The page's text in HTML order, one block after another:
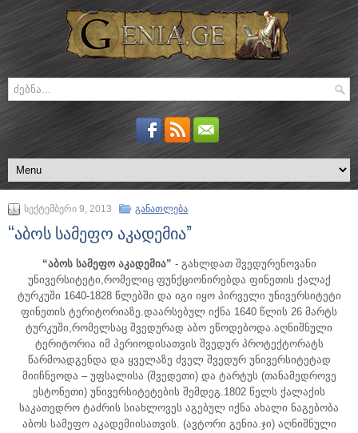
სექტემბერი 9, 2013 განათლება
“აბოს სამეფო აკადემია”
“აბოს სამეფო აკადემია” - გახლდათ შვედურენოვანი
უნივერსიტეტი,რომელიც ფუნქციონირებდა ფინეთის ქალაქ
ტურკუში 1640-1828 წლებში და იგი იყო პირველი უნივერსიტეტი
ფინეთის ტერიტორიაზე.დაარსებულ იქნა 1640 წლის 26 მარტს
ტურკუში,რომელსაც შვედურად აბო ეწოდებოდა.აღნიშნული
ტერიტორია იმ პერიოდისათვის შვედურ პროტექტორატს
წარმოადგენდა და ყველაზე ძველ შვედურ უნივერსიტეტად
მიიჩნეოდა – უფსალისა (შვედეთი) და ტარტუს (თანამედროვე
ესტონეთი) უნივერსიტეტების შემდეგ.1802 წელს ქალაქის
საკათედრო ტაძრის სიახლოვეს აგებულ იქნა ახალი ნაგებობა
აბოს სამეფო აკადემიისათვის. (ავტორი გენია.ჯი) აღნიშნული